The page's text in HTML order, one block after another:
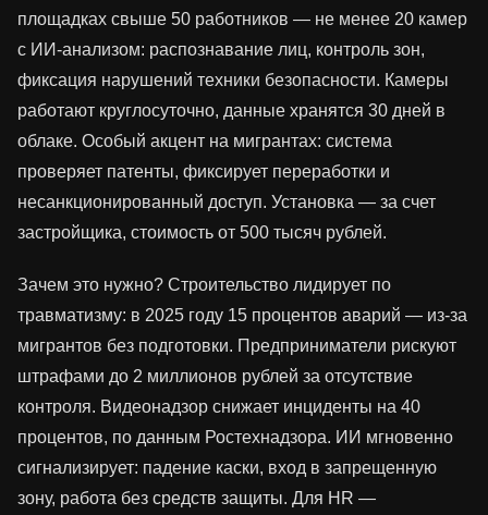
площадках свыше 50 работников — не менее 20 камер
с ИИ-анализом: распознавание лиц, контроль зон,
фиксация нарушений техники безопасности. Камеры
работают круглосуточно, данные хранятся 30 дней в
облаке. Особый акцент на мигрантах: система
проверяет патенты, фиксирует переработки и
несанкционированный доступ. Установка — за счет
застройщика, стоимость от 500 тысяч рублей.
Зачем это нужно? Строительство лидирует по
травматизму: в 2025 году 15 процентов аварий — из-за
мигрантов без подготовки. Предприниматели рискуют
штрафами до 2 миллионов рублей за отсутствие
контроля. Видеонадзор снижает инциденты на 40
процентов, по данным Ростехнадзора. ИИ мгновенно
сигнализирует: падение каски, вход в запрещенную
зону, работа без средств защиты. Для HR —